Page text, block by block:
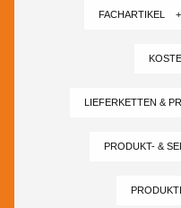
FACHARTIKEL +
LIEFERKETTEN &
PRODUKT- &